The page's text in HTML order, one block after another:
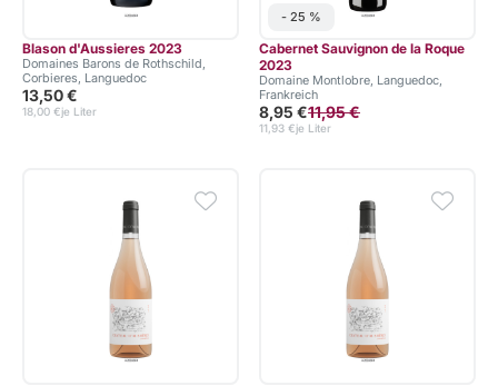
Blason d'Aussieres 2023
Domaines Barons de Rothschild,
Corbieres, Languedoc
13,50 €
je Liter
18,00 €
- 25 %
Cabernet Sauvignon de la Roque
2023
Domaine Montlobre, Languedoc,
Frankreich
8,95 €11,95 €
je Liter
11,93 €